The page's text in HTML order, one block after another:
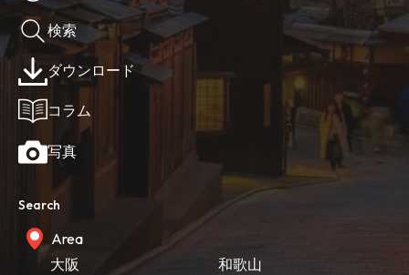
検索
ダウンロード
コラム
写真
Search
Area
大阪
和歌山